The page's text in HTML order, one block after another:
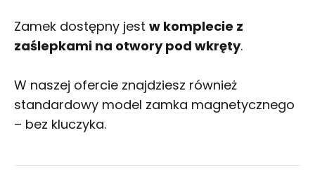
Zamek dostępny jest w komplecie z
zaślepkami na otwory pod wkręty.
W naszej ofercie znajdziesz również
standardowy model zamka magnetycznego
– bez kluczyka.